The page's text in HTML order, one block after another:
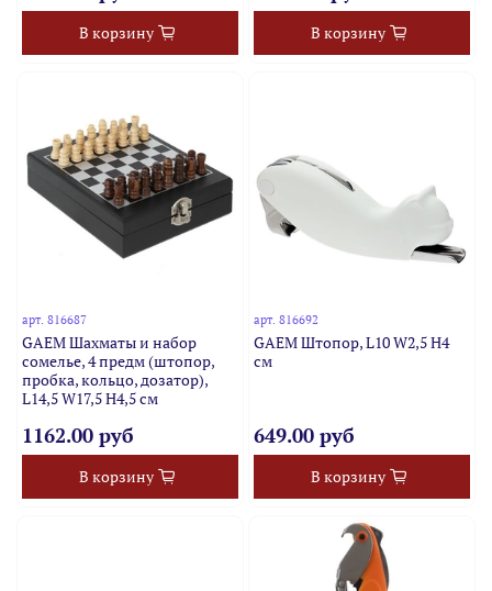
В корзину В корзину
арт.816687
GAEM Шахматы и набор
сомелье, 4 предм (штопор,
пробка, кольцо, дозатор),
L14,5 W17,5 H4,5 см
1162.00 руб
В корзину
арт. 816692
GAEM Штопор, L10 W2,5 H4
см
649.00 руб
В корзину